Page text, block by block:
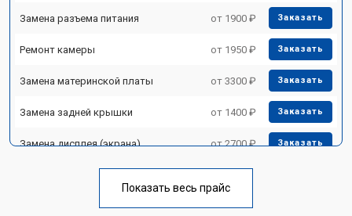
Замена разъема питания от 1900 ₽ Заказать
Ремонт камеры от 1950 ₽ Заказать
Замена материнской платы от 3300 ₽ Заказать
Замена задней крышки от 1400 ₽ Заказать
Замена дисплея (экрана) от 2700 ₽ Заказать
Замена кнопки включения от 1750 ₽
Показать весь прайс